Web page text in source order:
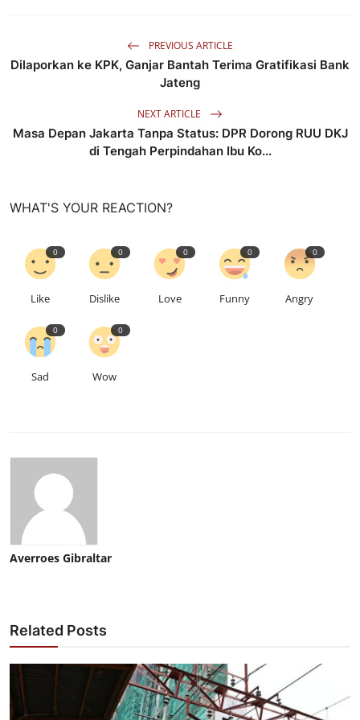
PREVIOUS ARTICLE
Dilaporkan ke KPK, Ganjar Bantah Terima Gratifikasi Bank
Jateng
NEXT ARTICLE
Masa Depan Jakarta Tanpa Status: DPR Dorong RUU DKJ
di Tengah Perpindahan Ibu Ko...
WHAT'S YOUR REACTION?
0
Like
0
Dislike
0
Love
0
Funny
0
Angry
0
Sad
0
Wow
Averroes Gibraltar
Related Posts